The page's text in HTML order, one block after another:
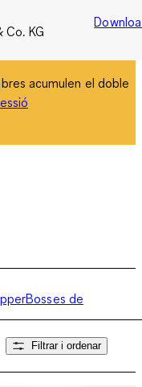
Co. KG
acumulen el doble
Bosses de
Filtrar i ordenar